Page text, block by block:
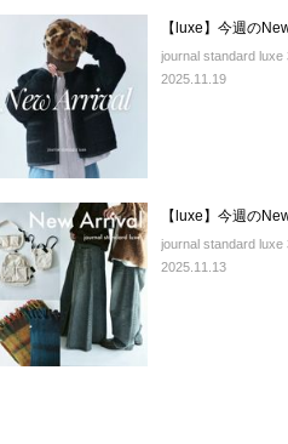
【luxe】今週の
journal standard luxe
2025.11.19
【luxe】今週の
journal standard luxe
2025.11.13